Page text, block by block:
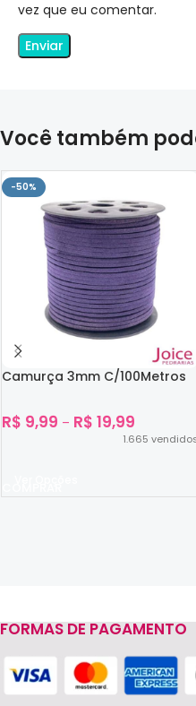
vez que eu comentar.
Você também
-50%
Camurça 3mm C/100Metros
R$ 9,99 – R$ 19,99
1.665
Read more
FORMAS DE PAGAMENTO